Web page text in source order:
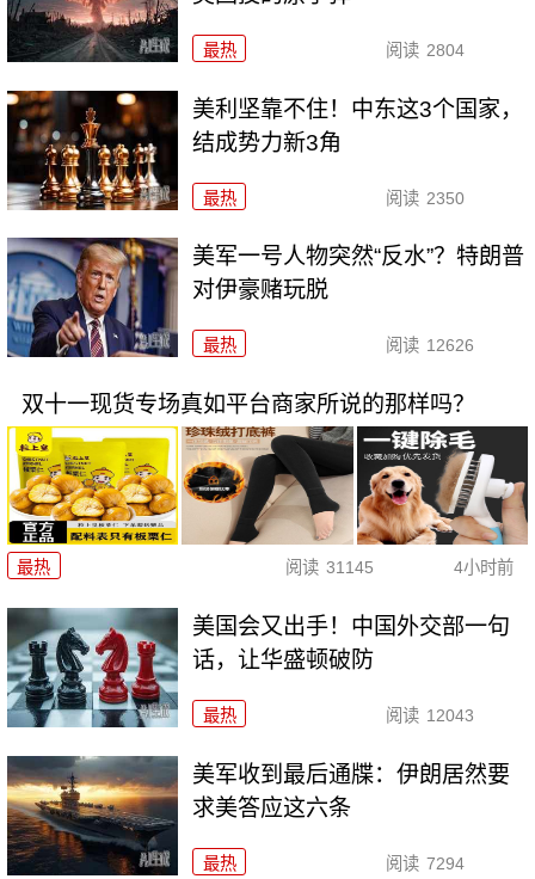
最热 阅读 2804
美利坚靠不住！中东这3个国家，
结成势力新3角
最热 阅读 2350
美军一号人物突然“反水”？特朗普
对伊豪赌玩脱
最热 阅读 12626
双十一现货专场真如平台商家所说的那样吗？
最热 阅读 31145 4小时前
美国会又出手！中国外交部一句
话，让华盛顿破防
最热 阅读 12043
美军收到最后通牒：伊朗居然要
求美答应这六条
最热 阅读 7294